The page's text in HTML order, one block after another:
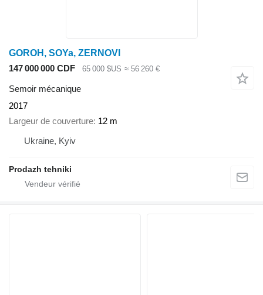
GOROH, SOYa, ZERNOVI
147 000 000 CDF
65 000 $US ≈ 56 260 €
Semoir mécanique
2017
Largeur de couverture 12 m
Ukraine, Kyiv
Prodazh tehniki